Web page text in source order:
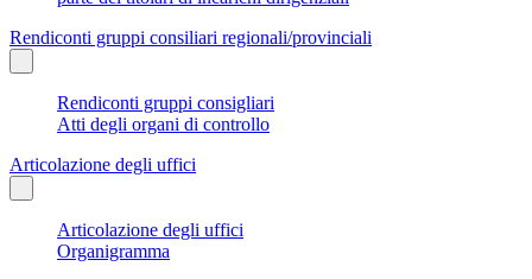
Rendiconti gruppi consiliari regionali/provinciali
Rendiconti gruppi consigliari
Atti degli organi di controllo
Articolazione degli uffici
Articolazione degli uffici
Organigramma